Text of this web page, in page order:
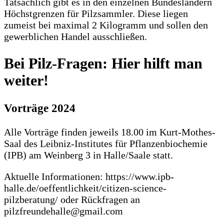
Höchstgrenzen für Pilzsammler. Diese liegen
zumeist bei maximal 2 Kilogramm und sollen den
gewerblichen Handel ausschließen.
Bei Pilz-Fragen: Hier hilft man
weiter!
Vorträge 2024
Alle Vorträge finden jeweils 18.00 im Kurt-Mothes-
Saal des Leibniz-Institutes für Pflanzenbiochemie
(IPB) am Weinberg 3 in Halle/Saale statt.
Aktuelle Informationen: https://www.ipb-
halle.de/oeffentlichkeit/citizen-science-
pilzberatung/ oder Rückfragen an
pilzfreundehalle@gmail.com